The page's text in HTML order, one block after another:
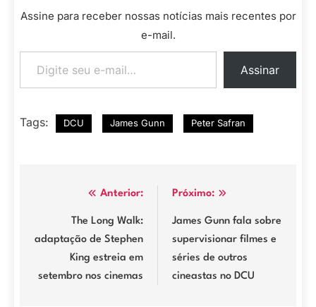
Assine para receber nossas notícias mais recentes por
e-mail.
Digite seu e-mail…
Assinar
Tags: DCU James Gunn Peter Safran
Navegação
Post
Anterior:
The Long Walk:
adaptação de Stephen
King estreia em
setembro nos cinemas
Próximo:
James Gunn fala sobre
supervisionar filmes e
séries de outros
cineastas no DCU